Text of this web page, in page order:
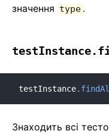
значення type .
testInstance.
Знаходить всі